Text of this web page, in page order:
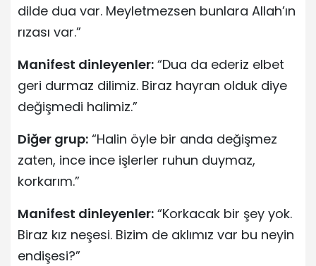
dilde dua var. Meyletmezsen bunlara Allah’ın
rızası var.”
Manifest dinleyenler: “Dua da ederiz elbet
geri durmaz dilimiz. Biraz hayran olduk diye
değişmedi halimiz.”
Diğer grup: “Halin öyle bir anda değişmez
zaten, ince ince işlerler ruhun duymaz,
korkarım.”
Manifest dinleyenler: “Korkacak bir şey yok.
Biraz kız neşesi. Bizim de aklımız var bu neyin
endişesi?”